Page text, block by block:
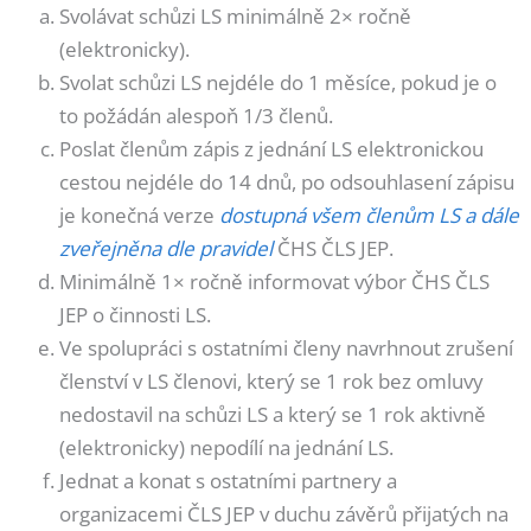
Svolávat schůzi LS minimálně 2× ročně
(elektronicky).
Svolat schůzi LS nejdéle do 1 měsíce, pokud je o
to požádán alespoň 1/3 členů.
Poslat členům zápis z jednání LS elektronickou
cestou nejdéle do 14 dnů, po odsouhlasení zápisu
je konečná verze dostupná všem členům LS a dále
zveřejněna dle pravidelČHS ČLS JEP.
Minimálně 1× ročně informovat výbor ČHS ČLS
JEP o činnosti LS.
Ve spolupráci s ostatními členy navrhnout zrušení
členství v LS členovi, který se 1 rok bez omluvy
nedostavil na schůzi LS a který se 1 rok aktivně
(elektronicky) nepodílí na jednání LS.
Jednat a konat s ostatními partnery a
organizacemi ČLS JEP v duchu závěrů přijatých na